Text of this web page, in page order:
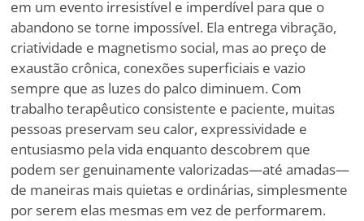
em um evento irresistível e imperdível para que o
abandono se torne impossível. Ela entrega vibração,
criatividade e magnetismo social, mas ao preço de
exaustão crônica, conexões superficiais e vazio
sempre que as luzes do palco diminuem. Com
trabalho terapêutico consistente e paciente, muitas
pessoas preservam seu calor, expressividade e
entusiasmo pela vida enquanto descobrem que
podem ser genuinamente valorizadas—até amadas—
de maneiras mais quietas e ordinárias, simplesmente
por serem elas mesmas em vez de performarem.